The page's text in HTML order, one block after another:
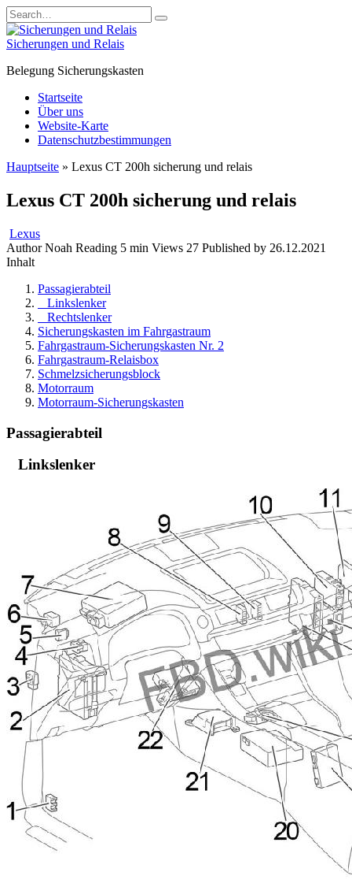
Skip
to
content
Search
for:
Sicherungen und Relais
Belegung Sicherungskasten
Startseite
Über uns
Website-Karte
Datenschutzbestimmungen
Hauptseite » Lexus CT 200h sicherung und relais
Lexus CT 200h sicherung und relais
Lexus
Author Noah Reading 5 min Views 27 Published by 26.12.2021
Inhalt
Passagierabteil
Linkslenker
Rechtslenker
Sicherungskasten im Fahrgastraum
Fahrgastraum-Sicherungskasten Nr. 2
Fahrgastraum-Relaisbox
Schmelzsicherungsblock
Motorraum
Motorraum-Sicherungskasten
Passagierabteil
Linkslenker